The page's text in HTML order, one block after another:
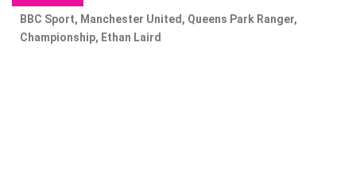
BBC Sport, Manchester United, Queens Park Ranger,
Championship, Ethan Laird ​